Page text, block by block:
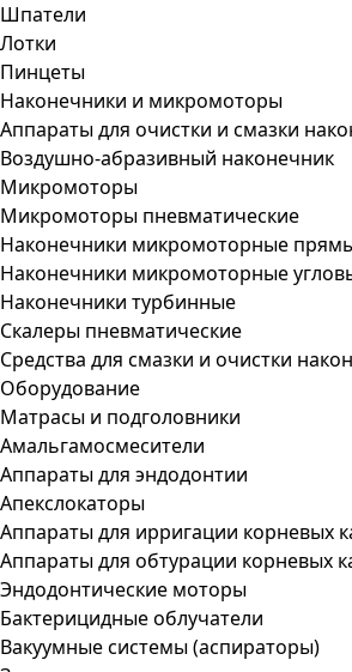
Шпатели
Лотки
Пинцеты
Наконечники и микромоторы
Аппараты для очистки и смазки
Воздушно-абразивный наконечник
Микромоторы
Микромоторы пневматические
Наконечники микромоторные
Наконечники микромоторные
Наконечники турбинные
Скалеры пневматические
Средства для смазки и очистки
Оборудование
Матрасы и подголовники
Амальгамосмесители
Аппараты для эндодонтии
Апекслокаторы
Аппараты для ирригации корневых
Аппараты для обтурации корневых
Эндодонтические моторы
Бактерицидные облучатели
Вакуумные системы (аспираторы)